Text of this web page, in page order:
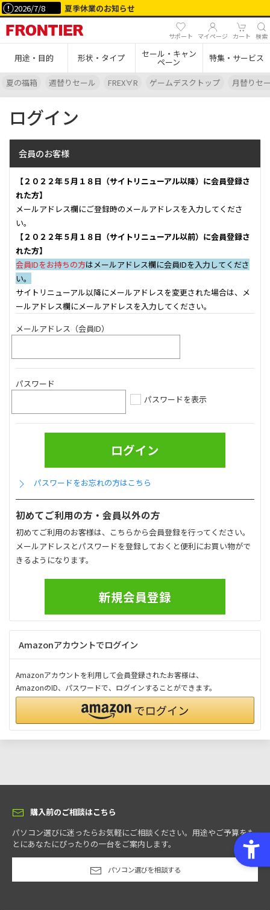
2026/7/8 夏季休業のお知らせ
サポート マイページ カート 検索
用途・目的 形状・タイプ セール・キャン
ペーン 特集・サービス
夏の福箱 週替りセール FREX∀R ゲームデスクトップ 月替りセ
ログイン
会員のお客様
【２０２２年５月１８日（サイトリニューアル以降）に会員登録さ
れた方】
メールアドレス欄にご登録時のメールアドレスを入力してくださ
い。
【２０２２年５月１８日（サイトリニューアル以前）に会員登録さ
れた方】
会員IDをお持ちの方はメールアドレス欄に会員IDを入力してくださ
い。
サイトリニューアル以降にメールアドレスを変更された場合は、メ
ールアドレス欄にメールアドレスを入力してください。
メールアドレス（会員ID）
パスワード
パスワードを表示
パスワードをお忘れの方はこちら
初めてご利用の方・会員以外の方
初めてご利用のお客様は、こちらから会員登録を行ってください。
メールアドレスとパスワードを登録しておくと便利にお買い物がで
きるようになります。
新規会員登録
Amazonアカウントでログイン
Amazonアカウントを利用して会員登録されたお客様は、
AmazonのID、パスワードで、ログインすることができます。
購入前のご相談はこちら
パソコン選びに迷ったらお気軽にご相談ください。用途やご予算をも
とにあなたにぴったりの一台をご案内します。
パソコン選びを相談する